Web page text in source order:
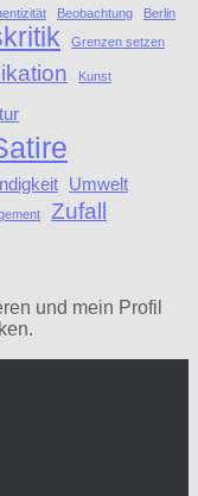
Beobachtung
Berlin
Grenzen setzen
Kunst
Umwelt
Zufall
und mein Profil